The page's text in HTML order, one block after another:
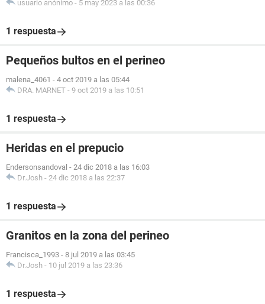
usuario anónimo - 5 may 2023 a las 00:36
1 respuesta
Pequeños bultos en el perineo
malena_4061 - 4 oct 2019 a las 05:44
DRA. MARNET - 9 oct 2019 a las 10:51
1 respuesta
Heridas en el prepucio
Endersonsandoval - 24 dic 2018 a las 16:03
Dr.Josh - 24 dic 2018 a las 22:37
1 respuesta
Granitos en la zona del perineo
Francisca_1993 - 8 jul 2019 a las 03:45
Dr.Josh - 10 jul 2019 a las 23:36
1 respuesta